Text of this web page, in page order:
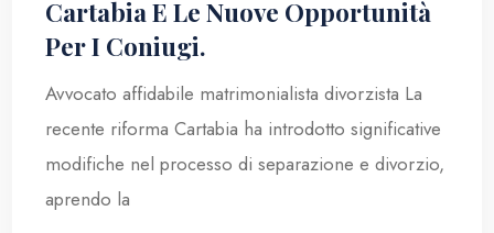
Cartabia E Le Nuove Opportunità
Per I Coniugi.
Avvocato affidabile matrimonialista divorzista La
recente riforma Cartabia ha introdotto significative
modifiche nel processo di separazione e divorzio,
aprendo la